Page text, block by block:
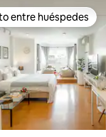
entre huéspedes
entre huéspedes